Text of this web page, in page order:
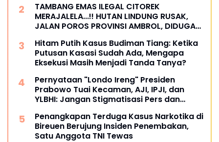
TAMBANG EMAS ILEGAL CITOREK
MERAJALELA...!! HUTAN LINDUNG RUSAK,
JALAN POROS PROVINSI AMBROL, DIDUGA
Hitam Putih Kasus Budiman Tiang: Ketika
Putusan Kasasi Sudah Ada, Mengapa
Eksekusi Masih Menjadi Tanda Tanya?
Pernyataan "Londo Ireng" Presiden
Prabowo Tuai Kecaman, AJI, IPJI, dan
YLBHI: Jangan Stigmatisasi Pers dan
Penangkapan Terduga Kasus Narkotika di
Bireuen Berujung Insiden Penembakan,
Satu Anggota TNI Tewas